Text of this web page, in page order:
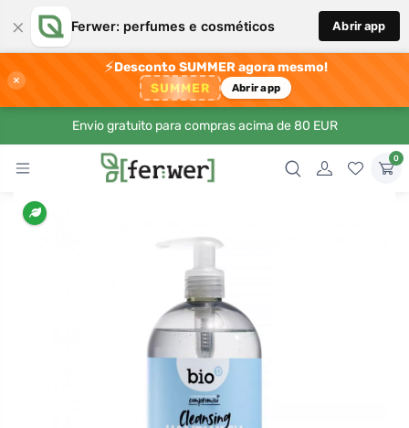
× Ferwer: perfumes e cosméticos Abrir app
×
⚡Desconto SUMMER agora mesmo!
SUMMER Abrir app
Envio gratuito para compras acima de 80 EUR
0